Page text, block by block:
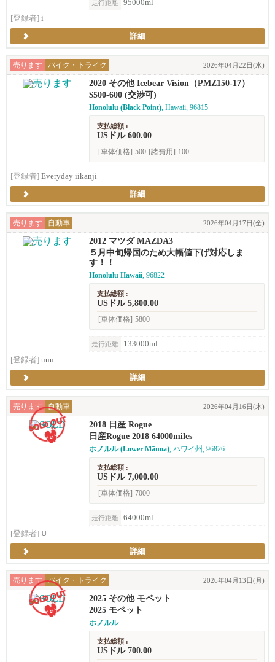
走行距離
95000ml
[登録者] i
詳細
売ります バイク・トライク 2026年04月22日(水)
2020 その他 Icebear Vision（PMZ150-17）
$500-600 (交渉可)
Honolulu (Black Point), Hawaii, 96815
支払総額 :
USドル 600.00
[車体価格] 500 [諸費用] 100
[登録者] Everyday iikanji
詳細
売ります 自動車 2026年04月17日(金)
2012 マツダ MAZDA3
５月中旬帰国のため大幅値下げ対応しま
す！！
Honolulu Hawaii, 96822
支払総額 :
USドル 5,800.00
[車体価格] 5800
走行距離
133000ml
[登録者] uuu
詳細
売ります 自動車 2026年04月16日(木)
2018 日産 Rogue
日産Rogue 2018 64000miles
ホノルル (Lower Mānoa), ハワイ州, 96826
支払総額 :
USドル 7,000.00
[車体価格] 7000
走行距離
64000ml
[登録者] U
詳細
売ります バイク・トライク 2026年04月13日(月)
2025 その他 モペット
2025 モペット
ホノルル
支払総額 :
USドル 700.00